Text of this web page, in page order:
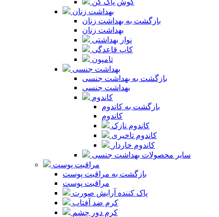
بهداشت زنان
بازگشت به بهداشت زنان
بهداشت زنان
نوار بهداشتی
کاپ قاعدگی
تامپون
بهداشت جنسی
بازگشت به بهداشت جنسی
بهداشت جنسی
کاندوم
بازگشت به کاندوم
کاندوم
کاندوم نازک
کاندوم تاخیری
کاندوم خاردار
سایر محصولات بهداشت جنسی
مراقبت پوست
بازگشت به مراقبت پوست
مراقبت پوست
پاک کننده آرایش صورت
کرم ضد آفتاب
کرم دور چشم